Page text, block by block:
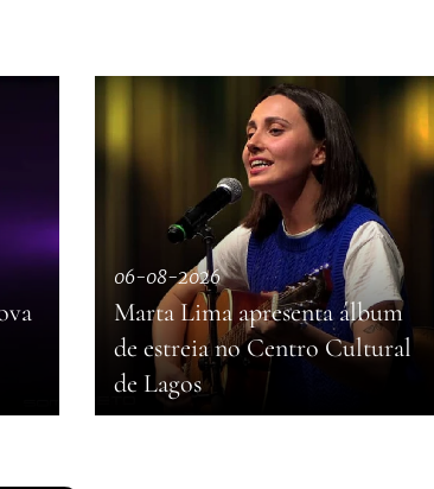
06-08-2026
Marta Lima apresenta álbum
de estreia no Centro Cultural
de Lagos